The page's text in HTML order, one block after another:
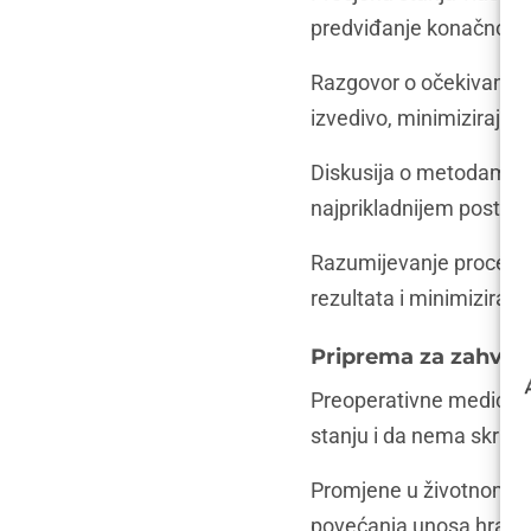
predviđanje konačnog
Razgovor o
izvedivo,
Diskusija o metodama
najprikladnijem
Razumijevanje
rezultata i
Priprema za zahvat
Preoperativne
stanju i da nema
Promjene u životnom